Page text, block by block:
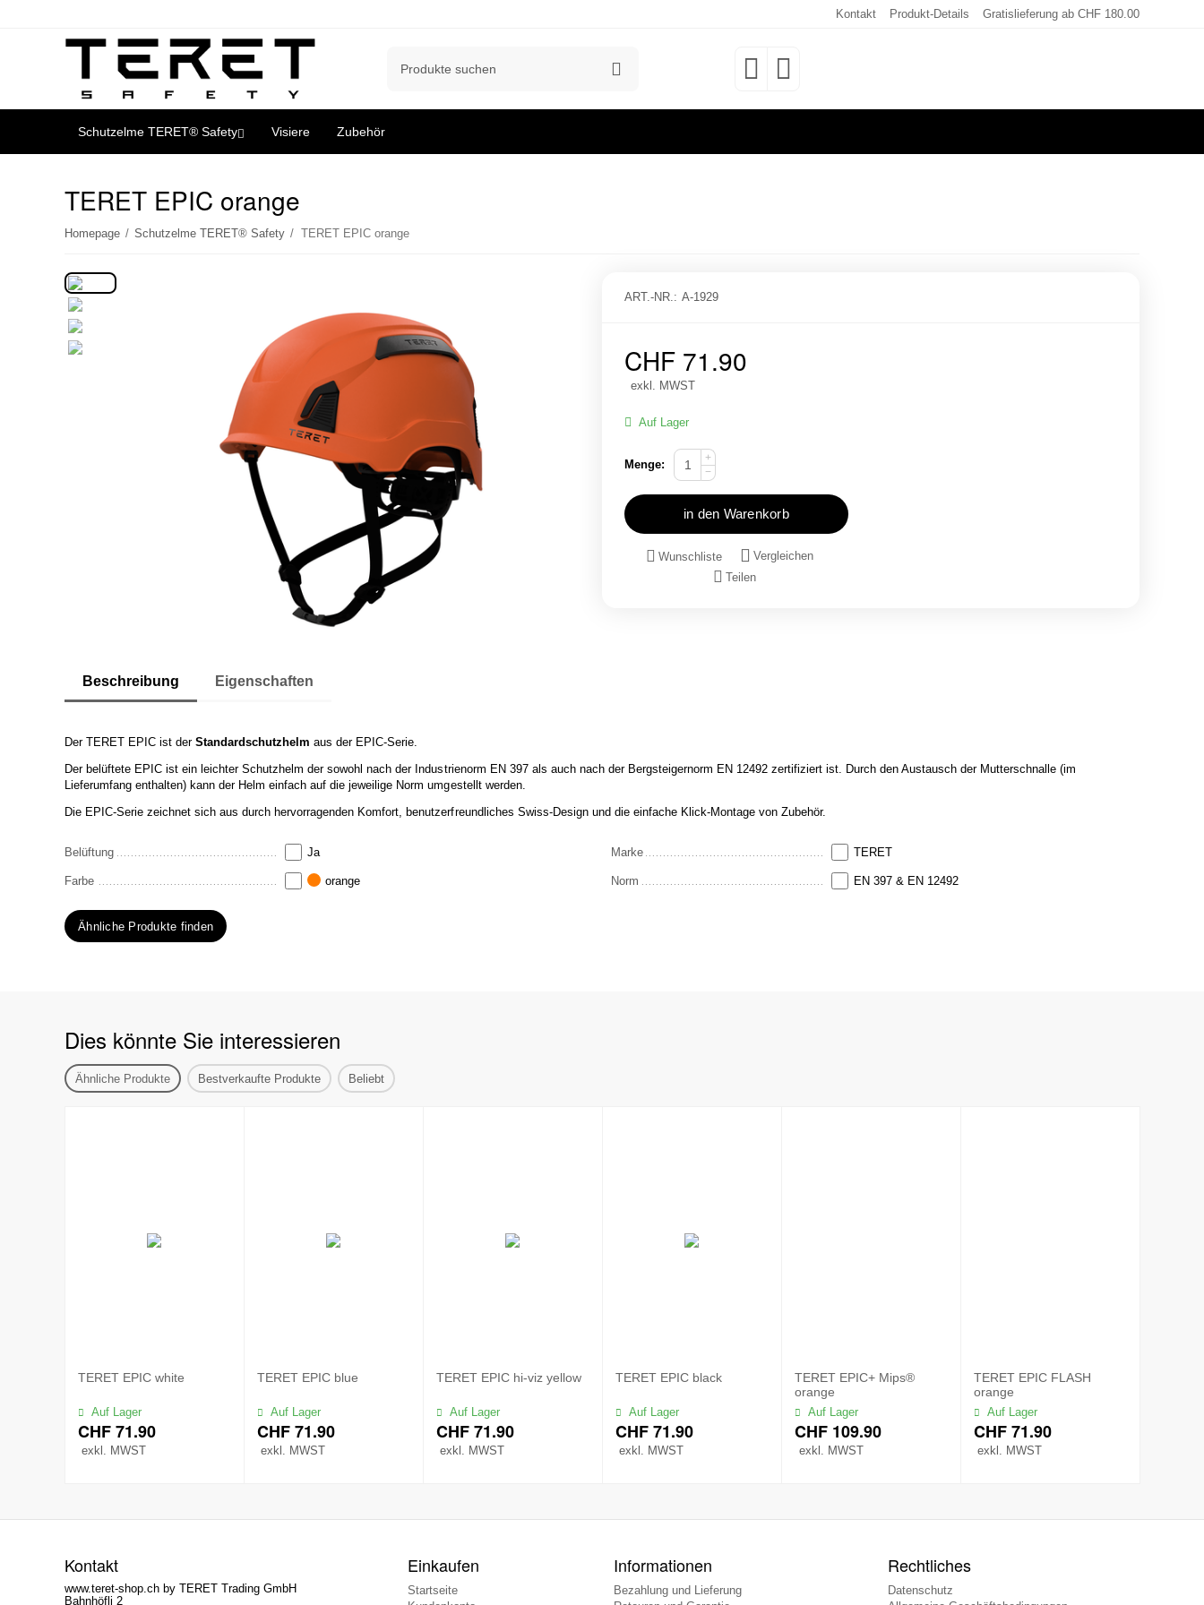
Kontakt Produkt-Details Gratislieferung ab CHF 180.00
Schutzelme TERET® Safety Visiere Zubehör
TERET EPIC orange
Homepage / Schutzelme TERET® Safety / TERET EPIC orange
ART.-NR.: A-1929
CHF 71.90
exkl. MWST
Auf Lager
Menge:
+
−
in den Warenkorb
Wunschliste
Vergleichen
Teilen
Beschreibung Eigenschaften
Der TERET EPIC ist derStandardschutzhelm aus der EPIC-Serie.
Der belüftete EPIC ist ein leichter Schutzhelm der sowohl nach der Industrienorm EN 397 als auch nach der Bergsteigernorm EN 12492 zertifiziert ist. Durch den Austausch der Mutterschnalle (im
Lieferumfang enthalten) kann der Helm einfach auf die jeweilige Norm umgestellt werden.
Die EPIC-Serie zeichnet sich aus durch hervorragenden Komfort, benutzerfreundliches Swiss-Design und die einfache Klick-Montage von Zubehör.
Belüftung Ja
Farbe orange
Marke TERET
Norm EN 397 & EN 12492
Ähnliche Produkte finden
Dies könnte Sie interessieren
Ähnliche Produkte Bestverkaufte Produkte Beliebt
TERET EPIC white
Auf Lager
CHF71.90
exkl. MWST
TERET EPIC blue
Auf Lager
CHF71.90
exkl. MWST
TERET EPIC hi-viz yellow
Auf Lager
CHF71.90
exkl. MWST
TERET EPIC black
Auf Lager
CHF71.90
exkl. MWST
TERET EPIC+ Mips®
orange
Auf Lager
CHF 109.90
exkl. MWST
TERET EPIC FLASH
orange
Auf Lager
CHF71.90
exkl. MWST
Kontakt
www.teret-shop.ch by TERET Trading GmbH
Bahnhöfli 2
Einkaufen
Startseite
Informationen
Bezahlung und Lieferung
Rechtliches
Datenschutz